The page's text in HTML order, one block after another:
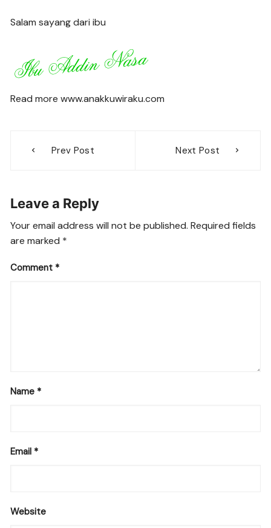
Salam sayang dari ibu
Read more www.anakkuwiraku.com
navigation
Prev Post Next Post
Leave a Reply
Your email address will not be published. Required fields
are marked *
Comment *
Name *
Email *
Website